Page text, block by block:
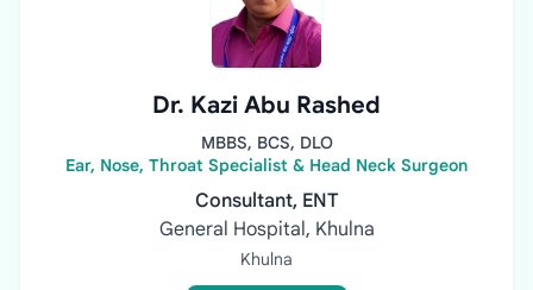
Dr. Kazi Abu Rashed
MBBS, BCS, DLO
Ear, Nose, Throat Specialist & Head Neck Surgeon
Consultant, ENT
General Hospital, Khulna
Khulna